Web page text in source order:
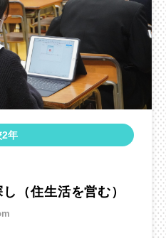
2年
（住生活を営む）